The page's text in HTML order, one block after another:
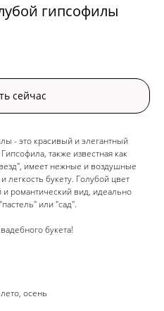
гипсофилы
сейчас
- это красивый и элегантный
также известная как
имеет нежные и воздушные
букету. Голубой цвет
романтический вид, идеально
или "сад".
букета!
осень